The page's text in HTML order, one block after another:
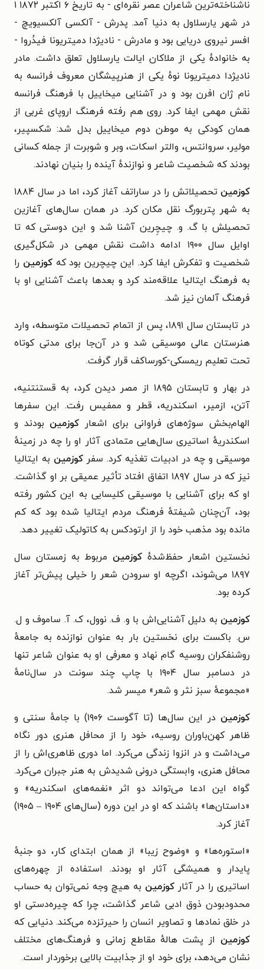
ناشناخته‌ترین شاعران عصر نقره‌ای - به تاریخ ۶ اکتبر ۱۸۷۲ ۱
در شهر یارسلاول به دنیا آمد. پدرش - آلکسی آلکسیویچ -
افسر نیروی دریایی بود و مادرش - نادیژدا دمیتریونا فیدُروا -
به خانوادهٔ یکی از ملاکان ایالت یارسلاول تعلق داشت. مادر
نادیژدا دمیتریونا نوهٔ یکی از هنرپیشگان معروف فرانسه به
نام ژان افرن بود و در آشنایی میخاییل با فرهنگ فرانسه
نقش مهمی ایفا کرد. روی هم رفته فرهنگ اروپای غربی از
همان کودکی به موطن دوم میخاییل بدل شد: شکسپیر،
مولیر، سروانتس، والتر اسکات، وبر و شوبرت از جمله کسانی
بودند که شخصیت شاعر و نوازندهٔ آینده را بنیان نهادند.
کوزمین
تحصیلاتش را در ساراتف آغاز کرد، اما در سال ۱۸۸۴
به شهر پتربورگ نقل مکان کرد. در همان سال‌های آغازین
تحصیلش با گ. و. چیچِرین آشنا شد و این دوستی که تا
اوایل سال ۱۹۰۰ ادامه داشت نقش مهمی در شکل‌گیری
شخصیت و تفکرش ایفا کرد. این چیچرین بود کهکوزمین را
به فرهنگ ایتالیا علاقه‌مند کرد و بعدها باعث آشنایی او با
فرهنگ آلمان نیز شد.
در تابستان سال ۱۸۹۱، پس از اتمام تحصیلات متوسطه، وارد
هنرستان عالی موسیقی شد و در آن‌جا برای مدتی کوتاه
تحت تعلیم ریمسکی-کورساکف قرار گرفت.
در بهار و تابستان ۱۸۹۵ از مصر دیدن کرد، به قستنتنیه،
آتن، ازمیر، اسکندریه، قطر و ممفیس رفت. این سفرها
الهام‌بخش سوژه‌های فراوانی برای اشعار کوزمین بودند و
اسکندریهٔ اساتیری سال‌هایی متمادی آثار او را چه در زمینهٔ
موسیقی و چه در ادبیات تغذیه کرد. سفر کوزمین به ایتالیا
نیز که در سال ۱۸۹۷ اتفاق افتاد تأثیر عمیقی بر او گذاشت.
او که برای آشنایی با موسیقی کلیسایی به این کشور رفته
بود، آن‌چنان شیفتهٔ فرهنگ مردم ایتالیا شده بود که کم
مانده بود مذهب خود را از ارتودکس به کاتولیک تغییر دهد.
نخستین اشعار حفظ‌شدهٔ کوزمین مربوط به زمستان سال
۱۸۹۷ می‌شوند، اگرچه او سرودن شعر را خیلی پیش‌تر آغاز
کرده بود.
کوزمین به دلیل آشنایی‌اش با و. ف. نوول، ک. آ. ساموف و ل.
س. باکست برای نخستین بار به عنوان نوازنده به جامعهٔ
روشنفکران روسیه گام نهاد و معرفی او به عنوان شاعر تنها
در دسامبر سال ۱۹۰۴ با چاپ چند سونت در سال‌نامهٔ
«مجموعهٔ سبز نثر و شعر» میسر شد.
کوزمین
در این سال‌ها (تا آگوست ۱۹۰۶) با جامهٔ سنتی و
ظاهر کهن‌باوران روسیه، خود را از محافل هنری دور نگاه
می‌داشت و در انزوا زندگی می‌کرد. اما دوری ظاهری‌اش را از
محافل هنری، وابستگی درونی شدیدش به هنر جبران می‌کرد.
گواه این ادعا می‌تواند دو اثر «نغمه‌های اسکندریه» و
«داستان‌ها» باشند که او در این دوره (سال‌های ۱۹۰۴ – ۱۹۰۵)
آغاز کرد.
«استوره‌ها» و «وضوح زیبا» از همان ابتدای کار، دو جنبهٔ
پایدار و همیشگی آثار او بودند. استفاده از چهره‌های
اساتیری را در آثار کوزمین به هیچ وجه نمی‌توان به حساب
محدودبودن ذوق ادبی شاعر گذاشت،‌ چرا که چیره‌دستی او
در خلق نمادها و تصاویر انسان را حیرتزده می‌کند. دنیایی که
کوزمین از پشت هالهٔ مقاطع زمانی و فرهنگ‌های مختلف
نشان می‌دهد، برای خود او از جذابیت بالایی برخوردار است.